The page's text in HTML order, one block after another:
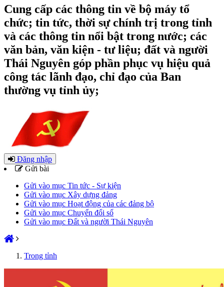
Cung cấp các thông tin về bộ máy tổ
chức; tin tức, thời sự chính trị trong tỉnh
và các thông tin nổi bật trong nước; các
văn bản, văn kiện - tư liệu; đất và người
Thái Nguyên góp phần phục vụ hiệu quả
công tác lãnh đạo, chỉ đạo của Ban
thường vụ tỉnh ủy;
Đăng nhập
Gửi bài
Gửi vào mục Tin tức - Sự kiện
Gửi vào mục Xây dựng đảng
Gửi vào mục Hoạt động của các đảng bộ
Gửi vào mục Chuyển đổi số
Gửi vào mục Đất và người Thái Nguyên
Trong tỉnh